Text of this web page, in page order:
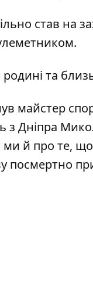
став на
та
майстер
з Дніпра
й про те,
посмертно